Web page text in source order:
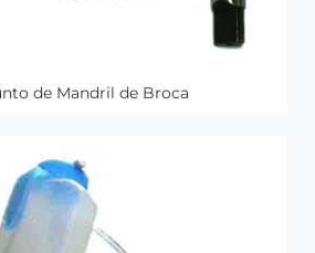
de Mandril de Broca